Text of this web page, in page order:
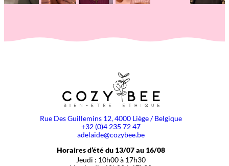
Rue Des Guillemins 12, 4000 Liège / Belgique
+32 (0)4 235 72 47
adelaide@cozybee.be
Horaires d’été du 13/07 au 16/08
Jeudi : 10h00 à 17h30